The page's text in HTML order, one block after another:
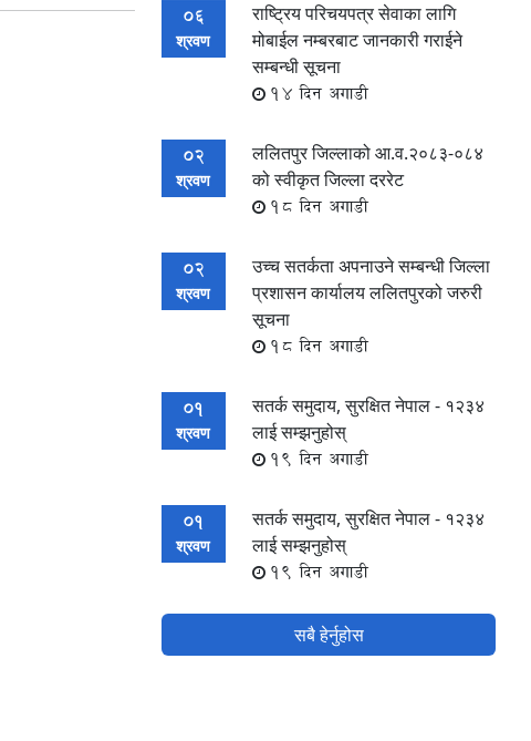
06
श्रवण
राष्ट्रिय परिचयपत्र सेवाका लागि
मोबाईल नम्बरबाट जानकारी गराईने
सम्बन्धी सूचना
14 दिन अगाडी
02
श्रवण
ललितपुर जिल्लाको आ.व.२०८३-०८४
को स्वीकृत जिल्ला दररेट
18 दिन अगाडी
02
श्रवण
उच्च सतर्कता अपनाउने सम्बन्धी जिल्ला
प्रशासन कार्यालय ललितपुरको जरुरी
सूचना
18 दिन अगाडी
01
श्रवण
सतर्क समुदाय, सुरक्षित नेपाल - १२३४
लाई सम्झनुहोस्
19 दिन अगाडी
01
श्रवण
सतर्क समुदाय, सुरक्षित नेपाल - १२३४
लाई सम्झनुहोस्
19 दिन अगाडी
सबै हेर्नुहोस